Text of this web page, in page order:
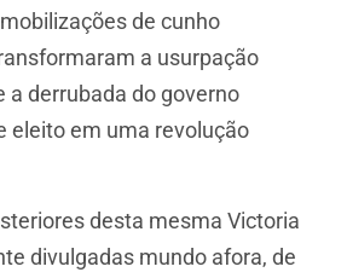
de cunho
a usurpação
a derrubada do governo
eleito em uma revolução
desta mesma Victoria
divulgadas mundo afora, de